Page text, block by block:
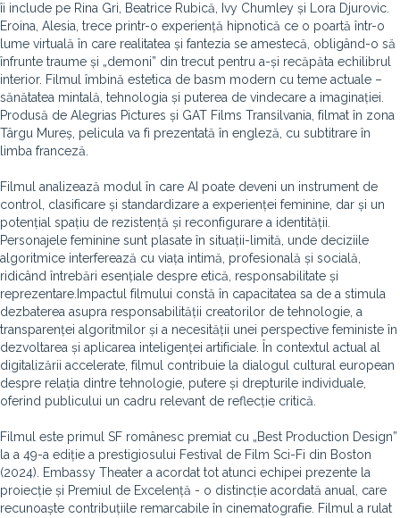
îi include pe Rina Gri, Beatrice Rubică, Ivy Chumley și Lora Djurovic.
Eroina, Alesia, trece printr-o experiență hipnotică ce o poartă într-o
lume virtuală în care realitatea și fantezia se amestecă, obligând-o să
înfrunte traume și „demoni” din trecut pentru a-și recăpăta echilibrul
interior. Filmul îmbină estetica de basm modern cu teme actuale –
sănătatea mintală, tehnologia și puterea de vindecare a imaginației.
Produsă de Alegrias Pictures și GAT Films Transilvania, filmat în zona
Târgu Mureș, pelicula va fi prezentată în engleză, cu subtitrare în
limba franceză.
Filmul analizează modul în care AI poate deveni un instrument de
control, clasificare și standardizare a experienței feminine, dar și un
potențial spațiu de rezistență și reconfigurare a identității.
Personajele feminine sunt plasate în situații-limită, unde deciziile
algoritmice interferează cu viața intimă, profesională și socială,
ridicând întrebări esențiale despre etică, responsabilitate și
reprezentare.Impactul filmului constă în capacitatea sa de a stimula
dezbaterea asupra responsabilității creatorilor de tehnologie, a
transparenței algoritmilor și a necesității unei perspective feministe în
dezvoltarea și aplicarea inteligenței artificiale. În contextul actual al
digitalizării accelerate, filmul contribuie la dialogul cultural european
despre relația dintre tehnologie, putere și drepturile individuale,
oferind publicului un cadru relevant de reflecție critică.
Filmul este primul SF românesc premiat cu „Best Production Design”
la a 49-a ediție a prestigiosului Festival de Film Sci-Fi din Boston
(2024). Embassy Theater a acordat tot atunci echipei prezente la
proiecție și Premiul de Excelență - o distincție acordată anual, care
recunoaște contribuțiile remarcabile în cinematografie. Filmul a rulat